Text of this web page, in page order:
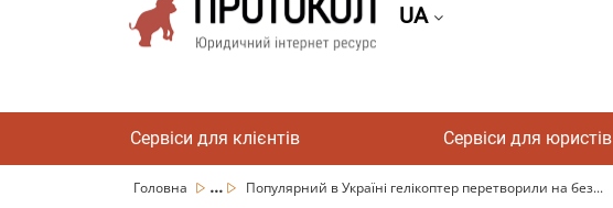
UA
Сервіси для клієнтів Сервіси для юристів
Головна ... Популярний в Україні гелікоптер перетворили на без...